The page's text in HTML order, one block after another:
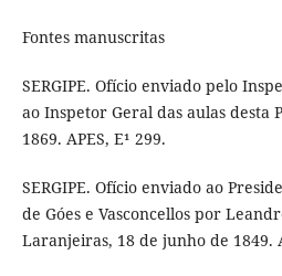
Fontes manuscritas
SERGIPE. Ofício enviado pelo
ao Inspetor Geral das aulas desta
1869. APES, E¹ 299.
SERGIPE. Ofício enviado ao
de Góes e Vasconcellos por
Laranjeiras, 18 de junho de 1849.